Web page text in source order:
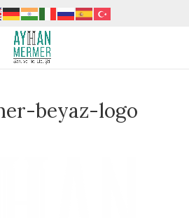
beyaz-logo